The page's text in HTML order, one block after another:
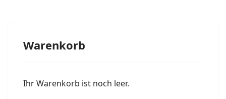
Warenkorb
Ihr Warenkorb ist noch leer.